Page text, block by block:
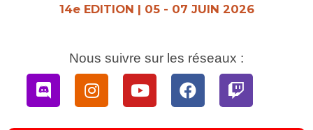
14e EDITION | 05 - 07 JUIN 2026
Nous suivre sur les réseaux :
DiscordInstagramYoutubeFacebookTwitch